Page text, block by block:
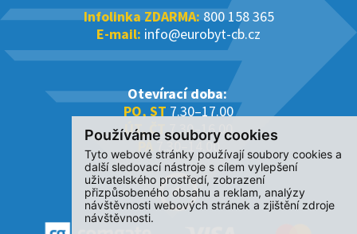
Používáme soubory cookies
Tyto webové stránky používají soubory cookies a
další sledovací nástroje s cílem vylepšení
uživatelského prostředí, zobrazení
přizpůsobeného obsahu a reklam, analýzy
návštěvnosti webových stránek a zjištění zdroje
návštěvnosti.
Infolinka ZDARMA:800 158 365
E-mail: info@eurobyt-cb.cz
Otevírací doba:
PO, ST 7.30–17.00
ÚT, ČT7.30–16.00
PÁ7.30–14.00